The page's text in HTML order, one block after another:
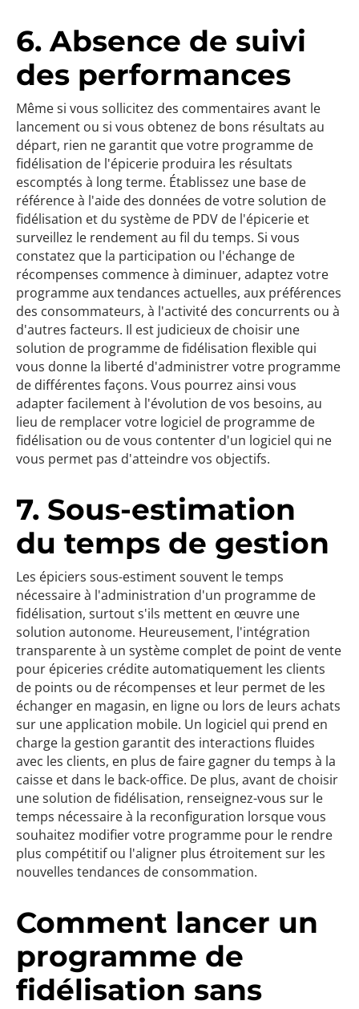
6. Absence de suivi
des performances
Même si vous sollicitez des commentaires avant le
lancement ou si vous obtenez de bons résultats au
départ, rien ne garantit que votre programme de
fidélisation de l'épicerie produira les résultats
escomptés à long terme. Établissez une base de
référence à l'aide des données de votre solution de
fidélisation et du système de PDV de l'épicerie et
surveillez le rendement au fil du temps. Si vous
constatez que la participation ou l'échange de
récompenses commence à diminuer, adaptez votre
programme aux tendances actuelles, aux préférences
des consommateurs, à l'activité des concurrents ou à
d'autres facteurs. Il est judicieux de choisir une
solution de programme de fidélisation flexible qui
vous donne la liberté d'administrer votre programme
de différentes façons. Vous pourrez ainsi vous
adapter facilement à l'évolution de vos besoins, au
lieu de remplacer votre logiciel de programme de
fidélisation ou de vous contenter d'un logiciel qui ne
vous permet pas d'atteindre vos objectifs.
7. Sous-estimation
du temps de gestion
Les épiciers sous-estiment souvent le temps
nécessaire à l'administration d'un programme de
fidélisation, surtout s'ils mettent en œuvre une
solution autonome. Heureusement, l'intégration
transparente à un système complet de point de vente
pour épiceries crédite automatiquement les clients
de points ou de récompenses et leur permet de les
échanger en magasin, en ligne ou lors de leurs achats
sur une application mobile. Un logiciel qui prend en
charge la gestion garantit des interactions fluides
avec les clients, en plus de faire gagner du temps à la
caisse et dans le back-office. De plus, avant de choisir
une solution de fidélisation, renseignez-vous sur le
temps nécessaire à la reconfiguration lorsque vous
souhaitez modifier votre programme pour le rendre
plus compétitif ou l'aligner plus étroitement sur les
nouvelles tendances de consommation.
Comment lancer un
programme de
fidélisation sans